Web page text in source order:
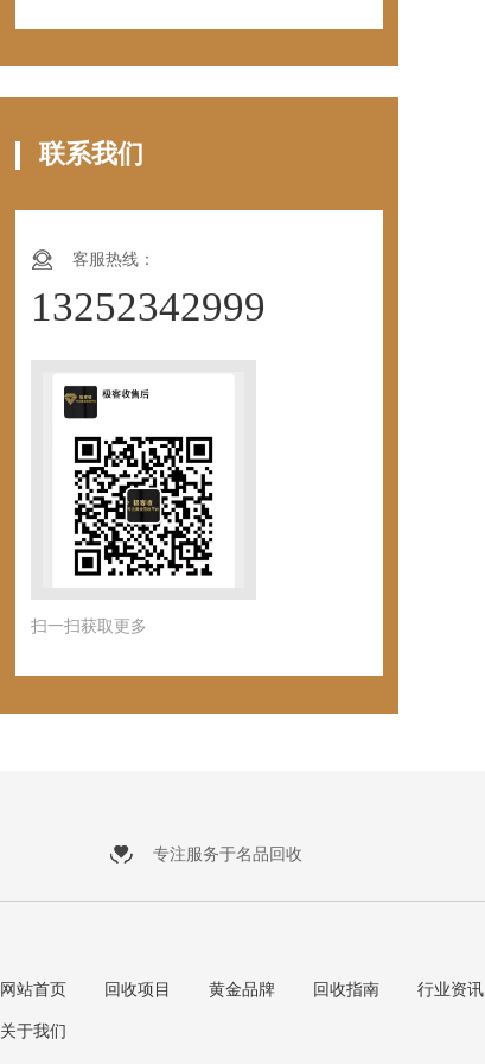
联系我们
客服热线：
13252342999
扫一扫获取更多
专注服务于名品回收
网站首页 回收项目 黄金品牌 回收指南 行业资讯
关于我们